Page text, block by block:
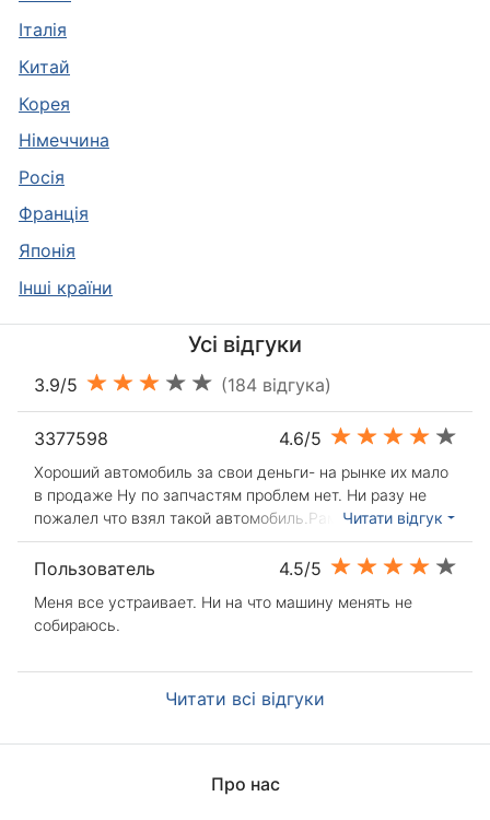
Італія
Китай
Корея
Німеччина
Росія
Франція
Японія
Інші країни
Усі відгуки
3.9/5 (184 відгука)
3377598 4.6/5
Хороший автомобиль за свои деньги- на рынке их мало
в продаже Ну по запчастям проблем нет. Ни разу не
пожалел что взял такой автомобиль.Рамный
внедорожник с безотказным двигателем и
механической трансмисией за 40% от стоимости
Wall Safe по совету друзей,. Я вообще придирчивый к
машинам, тут каких-то очевидных недостатков не
нужно – запихивали туда несколько огромных
чемоданов и ничего. Расход нормальный, раньше у
датчиков, зеркала крутые. В общем, только плюсы и
сайлентблоки, тормозные колодки, термостат и всё !
Читати відгук
Пользователь 4.5/5
Меня все устраивает. Ни на что машину менять не
собираюсь.
Читати всі відгуки
Про нас